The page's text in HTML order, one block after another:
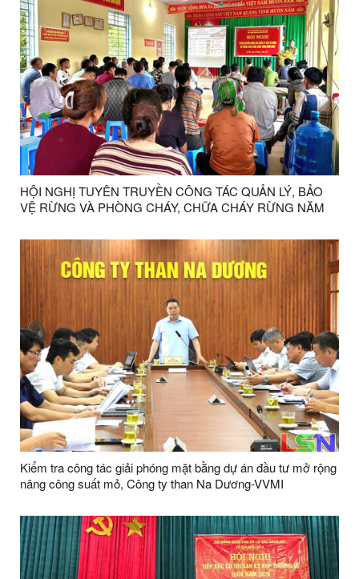
HỘI NGHỊ TUYÊN TRUYỀN CÔNG TÁC QUẢN LÝ, BẢO
VỆ RỪNG VÀ PHÒNG CHÁY, CHỮA CHÁY RỪNG NĂM
Kiểm tra công tác giải phóng mặt bằng dự án đầu tư mở rộng
nâng công suất mỏ, Công ty than Na Dương-VVMI